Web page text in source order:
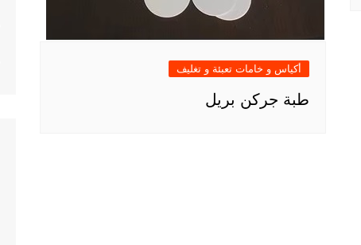
أكياس و خامات تعبئة و تغليف
طبة جركن بريل